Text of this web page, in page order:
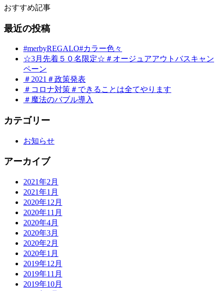
おすすめ記事
最近の投稿
#merbyREGALO#カラー色々
☆3月先着５０名限定☆＃オージュアアウトバスキャン
ペーン
＃2021＃政策発表
＃コロナ対策＃できることは全てやります
＃魔法のバブル導入
カテゴリー
お知らせ
アーカイブ
2021年2月
2021年1月
2020年12月
2020年11月
2020年4月
2020年3月
2020年2月
2020年1月
2019年12月
2019年11月
2019年10月